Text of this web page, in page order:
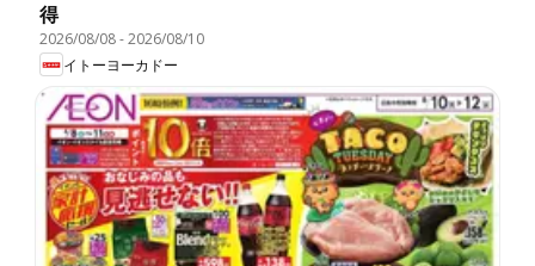
得
2026/08/08-2026/08/10
イトーヨーカドー